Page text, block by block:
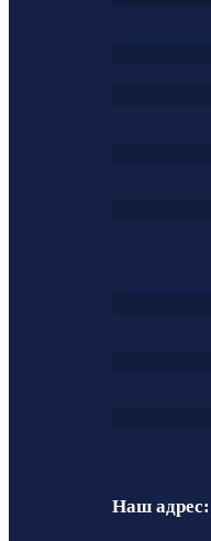
Наш адрес: